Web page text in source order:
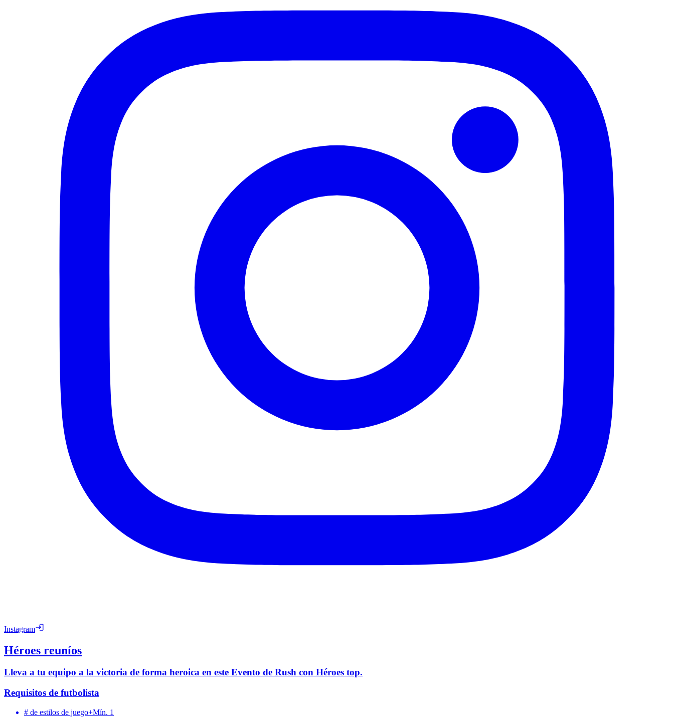
Instagram
Héroes reuníos
Lleva a tu equipo a la victoria de forma heroica en este Evento de Rush con Héroes top.
Requisitos de futbolista
# de estilos de juego+Mín. 1